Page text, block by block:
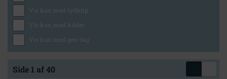
Vis kun med lydklip
Vis kun med kilder
Vis kun med geo-tag
Side 1 af 40